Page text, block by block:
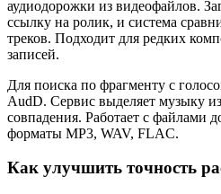
аудиодорожки из видеофайлов.
ссылку на ролик, и система
треков. Подходит для редких
записей.
Для поиска по фрагменту с
AudD. Сервис выделяет музыку
совпадения. Работает с файлами
форматы MP3, WAV, FLAC.
Как улучшить точность